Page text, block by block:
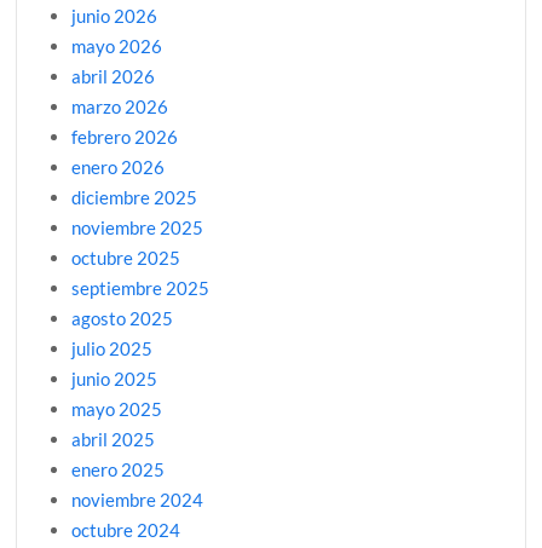
junio 2026
mayo 2026
abril 2026
marzo 2026
febrero 2026
enero 2026
diciembre 2025
noviembre 2025
octubre 2025
septiembre 2025
agosto 2025
julio 2025
junio 2025
mayo 2025
abril 2025
enero 2025
noviembre 2024
octubre 2024